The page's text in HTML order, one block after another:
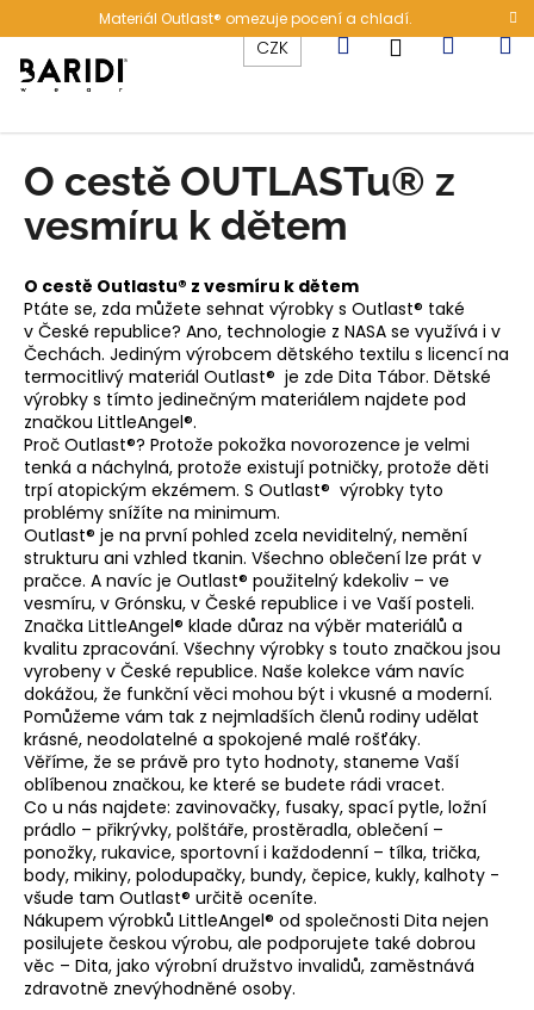
na
obsah
Materiál Outlast® omezuje pocení a chladí.
CZK HledatPřihlášení
košík
O cestě OUTLASTu® z
vesmíru k dětem
O cestě Outlastu® z vesmíru k dětem
Ptáte se, zda můžete sehnat výrobky s Outlast® také
v České republice? Ano, technologie z NASA se využívá i v
Čechách. Jediným výrobcem dětského textilu s licencí na
termocitlivý materiál Outlast® je zde Dita Tábor. Dětské
výrobky s tímto jedinečným materiálem najdete pod
značkou LittleAngel®.
Proč Outlast®? Protože pokožka novorozence je velmi
tenká a náchylná, protože existují potničky, protože děti
trpí atopickým ekzémem. S Outlast® výrobky tyto
problémy snížíte na minimum.
Outlast® je na první pohled zcela neviditelný, nemění
strukturu ani vzhled tkanin. Všechno oblečení lze prát v
pračce. A navíc je Outlast® použitelný kdekoliv – ve
vesmíru, v Grónsku, v České republice i ve Vaší posteli.
Značka LittleAngel® klade důraz na výběr materiálů a
kvalitu zpracování. Všechny výrobky s touto značkou jsou
vyrobeny v České republice. Naše kolekce vám navíc
dokážou, že funkční věci mohou být i vkusné a moderní.
Pomůžeme vám tak z nejmladších členů rodiny udělat
krásné, neodolatelné a spokojené malé rošťáky.
Věříme, že se právě pro tyto hodnoty, staneme Vaší
oblíbenou značkou, ke které se budete rádi vracet.
Co u nás najdete: zavinovačky, fusaky, spací pytle, ložní
prádlo – přikrývky, polštáře, prostěradla, oblečení –
ponožky, rukavice, sportovní i každodenní – tílka, trička,
body, mikiny, polodupačky, bundy, čepice, kukly, kalhoty -
všude tam Outlast® určitě oceníte.
Nákupem výrobků LittleAngel® od společnosti Dita nejen
posilujete českou výrobu, ale podporujete také dobrou
věc – Dita, jako výrobní družstvo invalidů, zaměstnává
zdravotně znevýhodněné osoby.
o
k
Zpět
Zpět
C
o
p
o
ř
e
b
u
j
e
t
e
n
a
j
í
t
?
HLEDAT
D
o
p
o